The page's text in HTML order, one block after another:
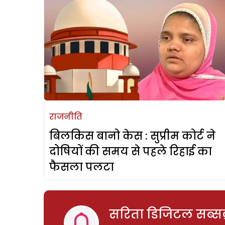
राजनीति
बिलकिस बानो केस : सुप्रीम कोर्ट ने
दोषियों की समय से पहले रिहाई का
फैसला पलटा
सरिता डिजिटल